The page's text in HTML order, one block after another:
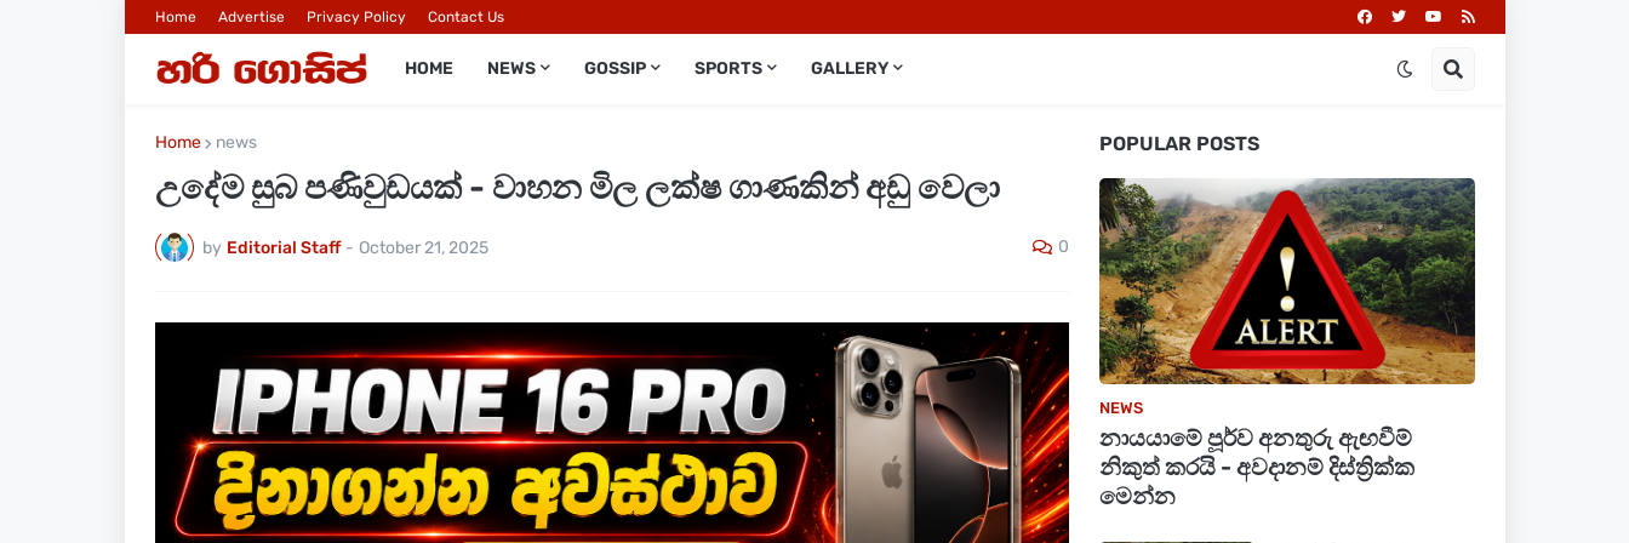
Home Advertise Privacy Policy Contact Us
HOME NEWS GOSSIP SPORTS GALLERY
Home news
උදේම සුබ පණිවුඩයක් - වාහන මිල ලක්ෂ ගාණකින් අඩු වෙලා
by Editorial Staff - October 21, 2025 0
POPULAR POSTS
NEWS
නායයාමේ පූර්ව අනතුරු ඇඟවීම්
නිකුත් කරයි - අවදානම් දිස්ත්‍රික්ක
මෙන්න